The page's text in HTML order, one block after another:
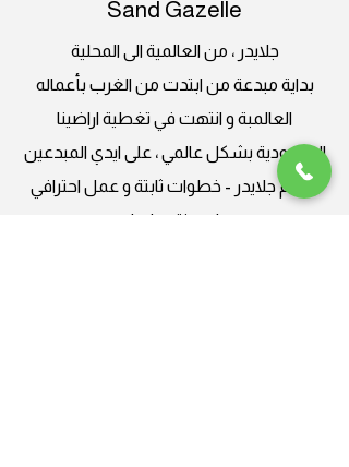
Sand Gazelle
جلايدر ، من العالمية الى المحلية
بداية مبدعة من ابتدت من الغرب بأعماله
العالمبة و انتهت في تغطية اراضينا
السعودية بشكل عالمي ، على ايدي المبدعين
باسم جلايدر - خطوات ثابتة و عمل احترافي
احسنتم دايما